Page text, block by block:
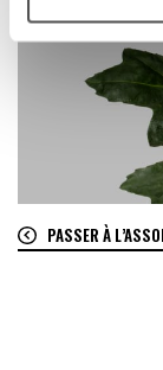
PASSER À